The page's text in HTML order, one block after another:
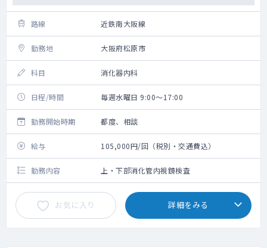
路線 近鉄南大阪線
勤務地 大阪府松原市
科目 消化器内科
日程/時間 毎週水曜日 9:00～17:00
勤務開始時期 都度、相談
給与 105,000円/回（税別・交通費込）
勤務内容 上・下部消化管内視鏡検査
お気に入り 詳細をみる